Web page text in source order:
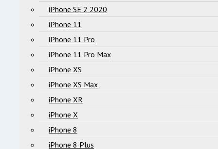
iPhone SE 2 2020
iPhone 11
iPhone 11 Pro
iPhone 11 Pro Max
iPhone XS
iPhone XS Max
iPhone XR
iPhone X
iPhone 8
iPhone 8 Plus